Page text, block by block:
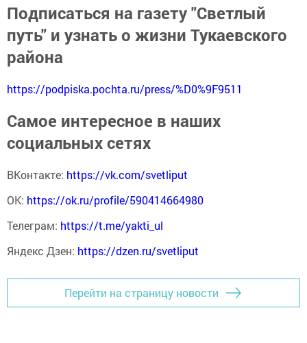
Подписаться на газету "Светлый
путь" и узнать о жизни Тукаевского
района
https://podpiska.pochta.ru/press/%D0%9F9511
Самое интересное в наших
социальных сетях
ВКонтакте: https://vk.com/svetliput
ОК: https://ok.ru/profile/590414664980
Телеграм: https://t.me/yakti_ul
Яндекс Дзен: https://dzen.ru/svetliput
Перейти на страницу новости